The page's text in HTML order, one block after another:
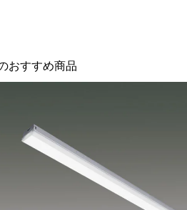
おすすめ商品